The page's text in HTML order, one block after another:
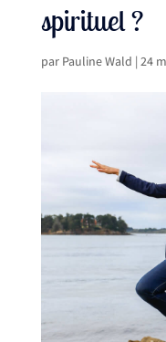
spirituel ?
par Pauline Wald | 24